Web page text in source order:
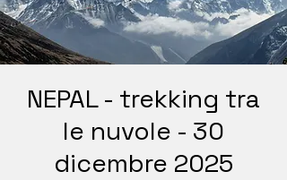
NEPAL - trekking tra
le nuvole - 30
dicembre 2025